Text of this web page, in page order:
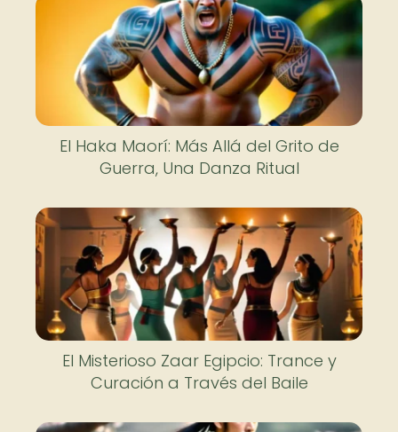
El Haka Maorí: Más Allá del Grito de
Guerra, Una Danza Ritual
El Misterioso Zaar Egipcio: Trance y
Curación a Través del Baile